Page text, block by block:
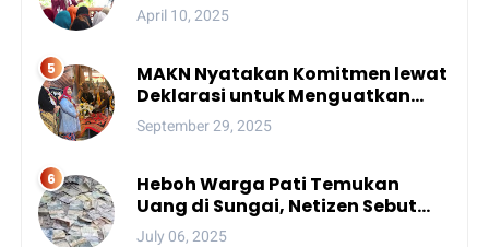
April 10, 2025
MAKN Nyatakan Komitmen lewat
Deklarasi untuk Menguatkan
Peran Adat Nusantara menuju
Kemajuan Bangsa
September 29, 2025
Heboh Warga Pati Temukan
Uang di Sungai, Netizen Sebut
Fenomena Aneh
July 06, 2025